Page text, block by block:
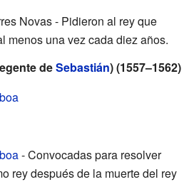
Novas - Pidieron al rey que
menos una vez cada diez años.
deSebastián) (1557–1562)
- Convocadas para resolver
rey después de la muerte del rey